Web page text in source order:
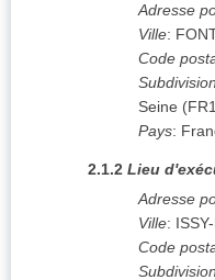
Adresse
Ville:
Code
Seine (
Pays:
2.1.2 Lieu
Adresse
Ville:
Code